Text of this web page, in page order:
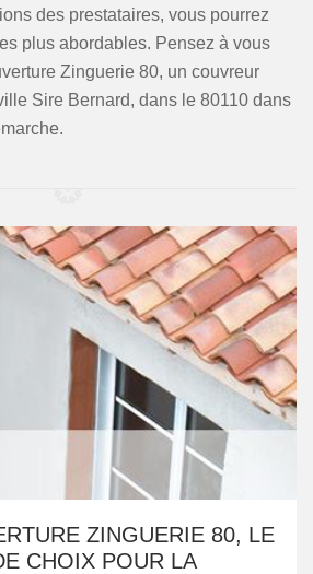
des prestataires, vous pourrez
plus abordables. Pensez à vous
Zinguerie 80, un couvreur
Sire Bernard, dans le 80110 dans
ZINGUERIE 80, LE
CHOIX POUR LA